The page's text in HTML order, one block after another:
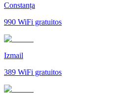
Constanța
990 WiFi gratuitos
Izmail
389 WiFi gratuitos